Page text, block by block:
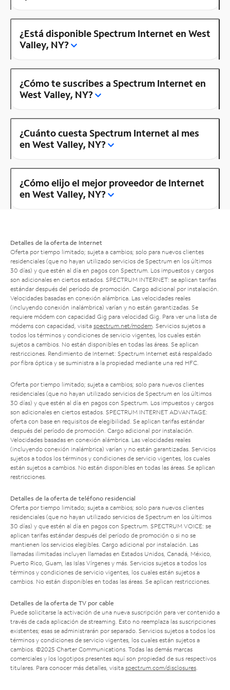
¿Está disponible Spectrum Internet en West
Valley, NY?
¿Cómo te suscribes a Spectrum Internet en
West Valley, NY?
¿Cuánto cuesta Spectrum Internet al mes
en West Valley, NY?
¿Cómo elijo el mejor proveedor de Internet
en West Valley, NY?
Detalles de la oferta de Internet
Oferta por tiempo limitado; sujeta a cambios; solo para nuevos clientes
residenciales (que no hayan utilizado servicios de Spectrum en los últimos
30 días) y que estén al día en pagos con Spectrum. Los impuestos y cargos
son adicionales en ciertos estados. SPECTRUM INTERNET: se aplican tarifas
estándar después del período de promoción. Cargo adicional por instalación.
Velocidades basadas en conexión alámbrica. Las velocidades reales
(incluyendo conexión inalámbrica) varían y no están garantizadas. Se
requiere módem con capacidad Gig para velocidad Gig. Para ver una lista de
módems con capacidad, visita spectrum.net/modem . Servicios sujetos a
todos los términos y condiciones de servicio vigentes, los cuales están
sujetos a cambios. No están disponibles en todas las áreas. Se aplican
restricciones. Rendimiento de Internet: Spectrum Internet está respaldado
por fibra óptica y se suministra a la propiedad mediante una red HFC.
Oferta por tiempo limitado; sujeta a cambios; solo para nuevos clientes
residenciales (que no hayan utilizado servicios de Spectrum en los últimos
30 días) y que estén al día en pagos con Spectrum. Los impuestos y cargos
son adicionales en ciertos estados. SPECTRUM INTERNET ADVANTAGE:
oferta con base en requisitos de elegibilidad. Se aplican tarifas estándar
después del período de promoción. Cargo adicional por instalación.
Velocidades basadas en conexión alámbrica. Las velocidades reales
(incluyendo conexión inalámbrica) varían y no están garantizadas. Servicios
sujetos a todos los términos y condiciones de servicio vigentes, los cuales
están sujetos a cambios. No están disponibles en todas las áreas. Se aplican
restricciones.
Detalles de la oferta de teléfono residencial
Oferta por tiempo limitado; sujeta a cambios; solo para nuevos clientes
residenciales (que no hayan utilizado servicios de Spectrum en los últimos
30 días) y que estén al día en pagos con Spectrum. SPECTRUM VOICE: se
aplican tarifas estándar después del período de promoción o si no se
mantienen los servicios elegibles. Cargo adicional por instalación. Las
llamadas ilimitadas incluyen llamadas en Estados Unidos, Canadá, México,
Puerto Rico, Guam, las Islas Vírgenes y más. Servicios sujetos a todos los
términos y condiciones de servicio vigentes, los cuales están sujetos a
cambios. No están disponibles en todas las áreas. Se aplican restricciones.
Detalles de la oferta de TV por cable
Puede solicitarse la activación de una nueva suscripción para ver contenido a
través de cada aplicación de streaming. Esto no reemplaza las suscripciones
existentes; esas se administrarán por separado. Servicios sujetos a todos los
términos y condiciones de servicio vigentes, los cuales están sujetos a
cambios. ©2025 Charter Communications. Todas las demás marcas
comerciales y los logotipos presentes aquí son propiedad de sus respectivos
titulares. Para conocer más detalles, visita spectrum.com/disclosures